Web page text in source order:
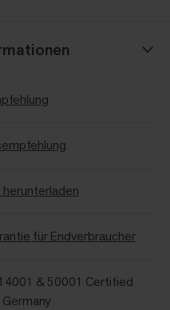
herunterladen
für Endverbraucher
& 50001 Certified